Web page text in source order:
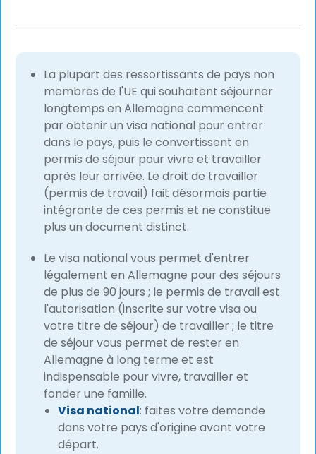
La plupart des ressortissants de pays non
membres de l'UE qui souhaitent séjourner
longtemps en Allemagne commencent
par obtenir un visa national pour entrer
dans le pays, puis le convertissent en
permis de séjour pour vivre et travailler
après leur arrivée. Le droit de travailler
(permis de travail) fait désormais partie
intégrante de ces permis et ne constitue
plus un document distinct.
Le visa national vous permet d'entrer
légalement en Allemagne pour des séjours
de plus de 90 jours ; le permis de travail est
l'autorisation (inscrite sur votre visa ou
votre titre de séjour) de travailler ; le titre
de séjour vous permet de rester en
Allemagne à long terme et est
indispensable pour vivre, travailler et
fonder une famille.
Visa national: faites votre demande
dans votre pays d'origine avant votre
départ.